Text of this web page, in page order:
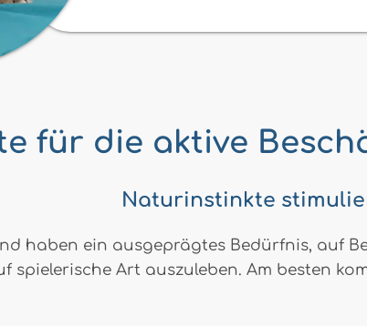
für die aktive
Naturinstinkte
haben ein ausgeprägtes Bedürfnis, auf
Art auszuleben. Am besten